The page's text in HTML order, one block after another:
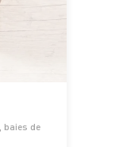
baies de